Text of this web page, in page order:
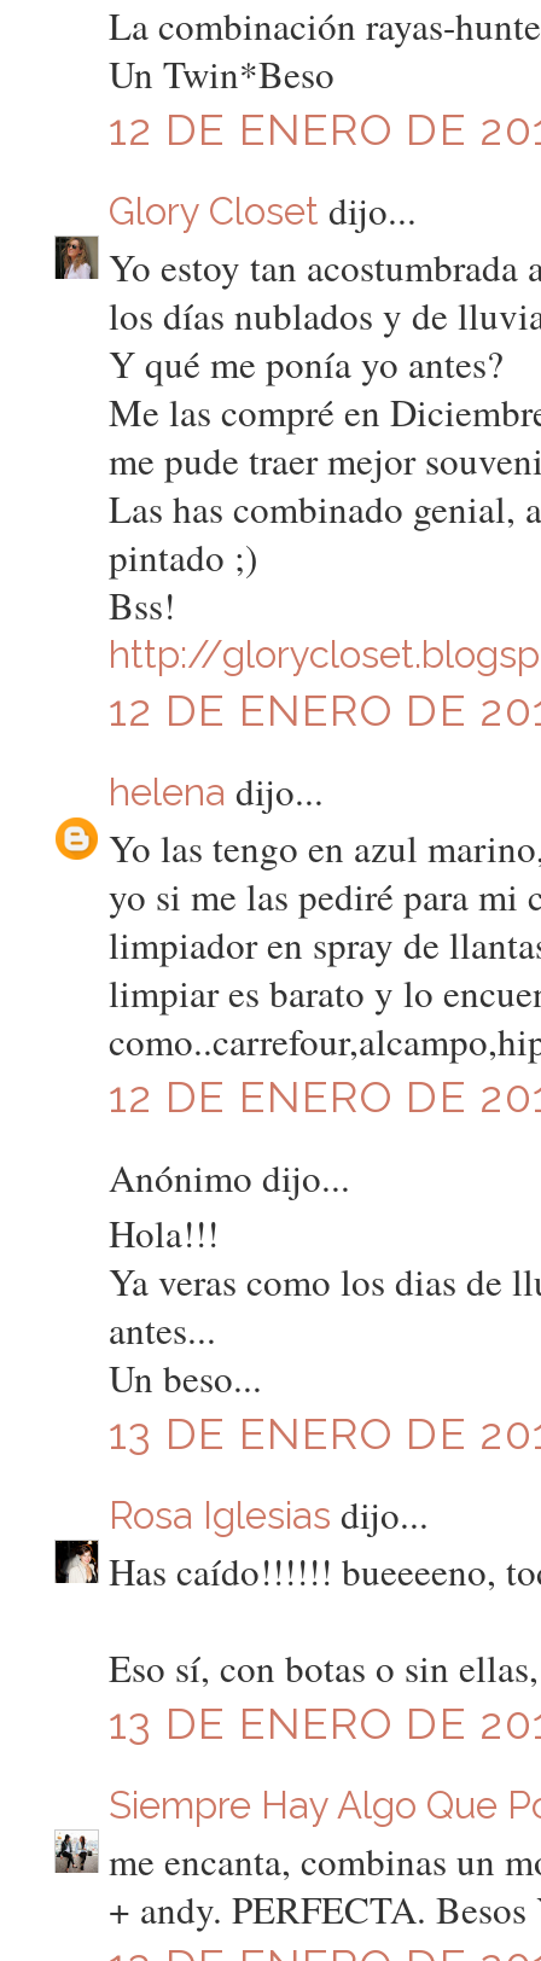
La combinación rayas-
Un Twin*Beso
12 DE ENERO DE
Glory Closet dijo...
Yo estoy tan acostumbrada
los días nublados y de
Y qué me ponía yo antes?
Me las compré en
me pude traer mejor
Las has combinado genial,
pintado ;)
Bss!
http://
12 DE ENERO DE
helena dijo...
Yo las tengo en azul
yo si me las pediré para mi
limpiador en spray de
limpiar es barato y lo
12 DE ENERO DE
Anónimo dijo...
Hola!!!
Ya veras como los dias de
antes...
Un beso...
13 DE ENERO DE
Rosa Iglesias dijo...
Has caído!!!!!! bueeeeno,
Eso sí, con botas o sin
13 DE ENERO DE
Siempre Hay Algo Que
me encanta, combinas un
+ andy. PERFECTA. Besos